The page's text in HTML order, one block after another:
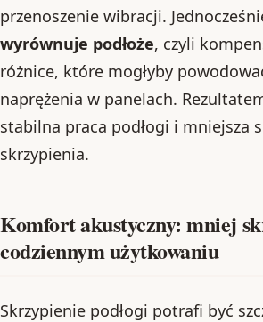
przenoszenie wibracji.
wyrównuje podłoże, czyli
różnice, które mogłyby
naprężenia w panelach.
stabilna praca podłogi i mniejsza
skrzypienia.
Komfort akustyczny: mniej
codziennym użytkowaniu
Skrzypienie podłogi potrafi być